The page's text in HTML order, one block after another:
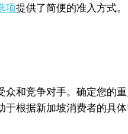
项提供了简便的准入方式。
和竞争对手。确定您的
根据新加坡消费者的具